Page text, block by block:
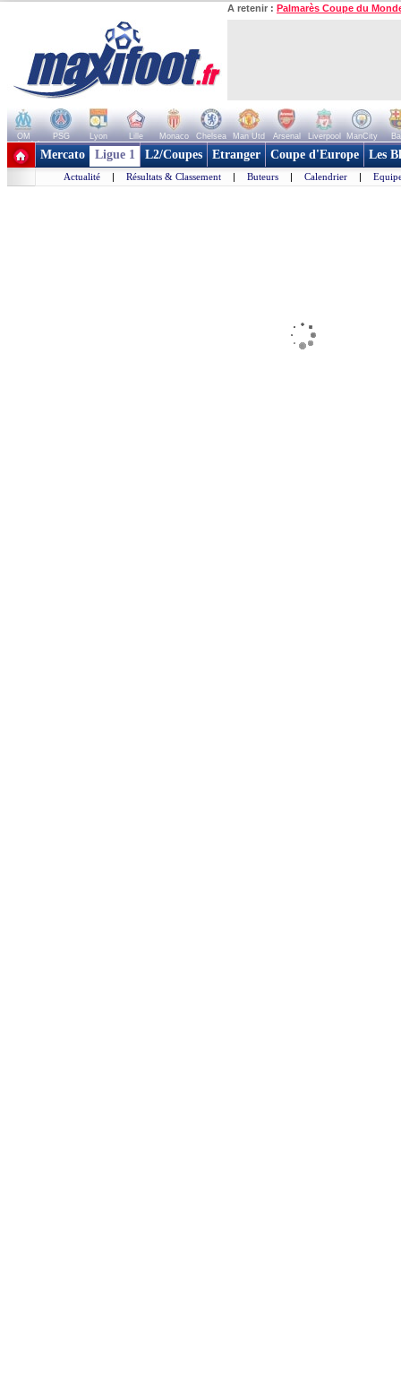
A retenir : Palmarès Coupe du
OM PSG Lyon Lille Monaco Chelsea Man Utd Arsenal Liverpool ManCity
+ de clubs
Mercato Ligue 1 L2/Coupes Etranger Coupe d'Europe Les
Actualité | Résultats & Classement | Buteurs | Calendrier |